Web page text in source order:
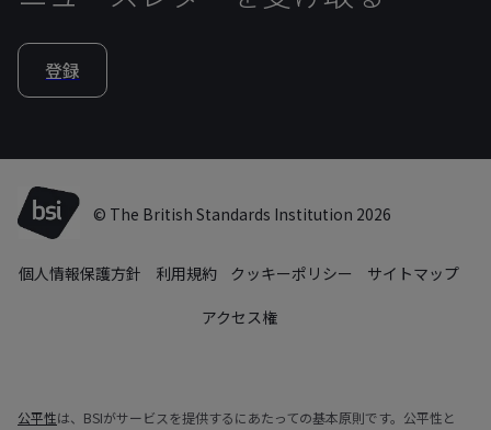
登録
© The British Standards Institution 2026
個人情報保護方針 利用規約 クッキーポリシー
サイトマップ
アクセス権
公平性は、BSIがサービスを提供するにあたっての基本原則です。公平性と